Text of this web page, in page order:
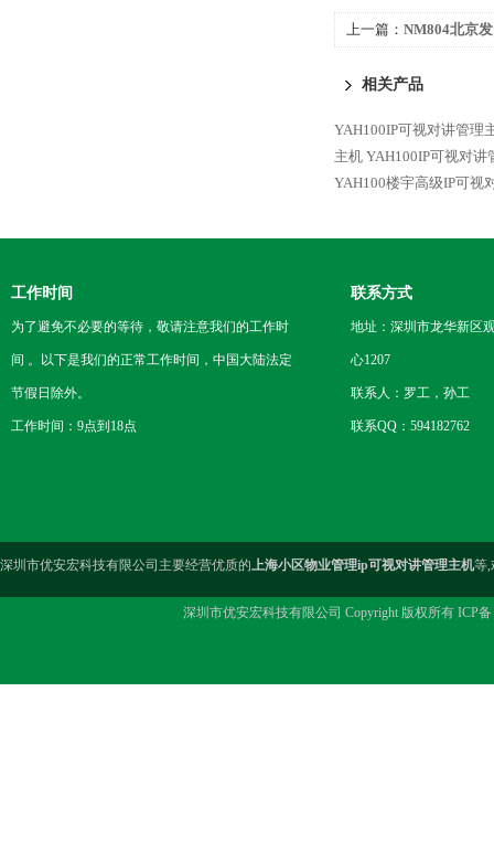
上一篇： NM804北京
相关产品
YAH100IP可视对讲管理
主机 YAH100IP可视对讲
YAH100楼宇高级IP可视
工作时间
为了避免不必要的等待，敬请注意我们的工作时
间 。以下是我们的正常工作时间，中国大陆法定
节假日除外。
工作时间：9点到18点
联系方式
地址：深圳市龙华新区
心1207
联系人：罗工，孙工
联系QQ：594182762
深圳市优安宏科技有限公司主要经营优质的上海小区物业管理ip可视对讲管理主机等,
深圳市优安宏科技有限公司 Copyright 版权所有 ICP